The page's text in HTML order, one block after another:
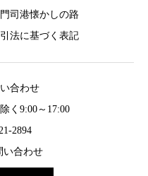
門司港懐かしの路
法に基づく表記
合わせ
く9:00～17:00
2894
い合わせ